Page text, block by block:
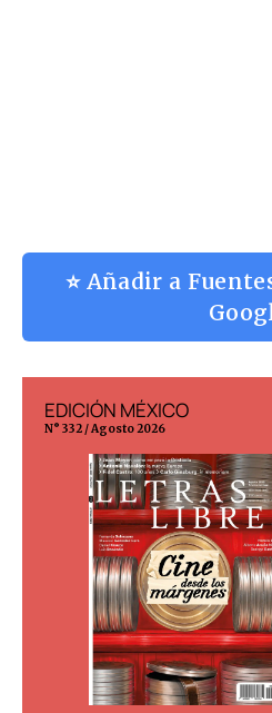
⭐ Añadir a
EDICIÓN MÉXICO
N° 332 / Agosto 2026